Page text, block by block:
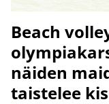
Beach
näiden
taistelee